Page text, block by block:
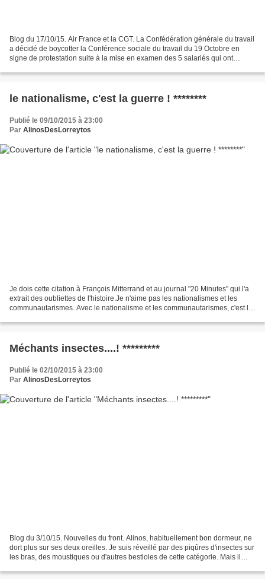
Blog du 17/10/15. Air France et la CGT. La Confédération générale du travail
a décidé de boycotter la Conférence sociale du travail du 19 Octobre en
signe de protestation suite à la mise en examen des 5 salariés qui ont
le nationalisme, c'est la guerre ! ********
Publié le 09/10/2015 à 23:00
Par AlinosDesLorreytos
Je dois cette citation à François Mitterrand et au journal "20 Minutes" qui l'a
extrait des oubliettes de l'histoire.Je n'aime pas les nationalismes et les
communautarismes. Avec le nationalisme et les communautarismes, c'est la
Méchants insectes....! *********
Publié le 02/10/2015 à 23:00
Par AlinosDesLorreytos
Blog du 3/10/15. Nouvelles du front. Alinos, habituellement bon dormeur, ne
dort plus sur ses deux oreilles. Je suis réveillé par des piqûres d'insectes sur
les bras, des moustiques ou d'autres bestioles de cette catégorie. Mais il